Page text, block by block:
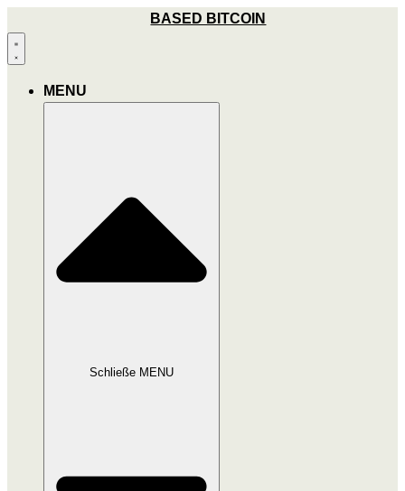
Inhalt
wechseln
BASED BITCOIN
MENU
Schließe MENU